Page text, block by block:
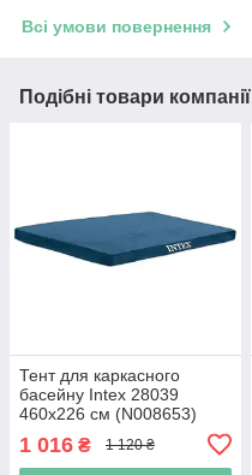
Всі умови повернення
Подібні товари компанії
Тент для каркасного
басейну Intex 28039
460х226 см (N008653)
1 016 ₴ 1 120 ₴